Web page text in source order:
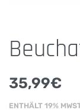
35,99€
ENTHÄLT 19%